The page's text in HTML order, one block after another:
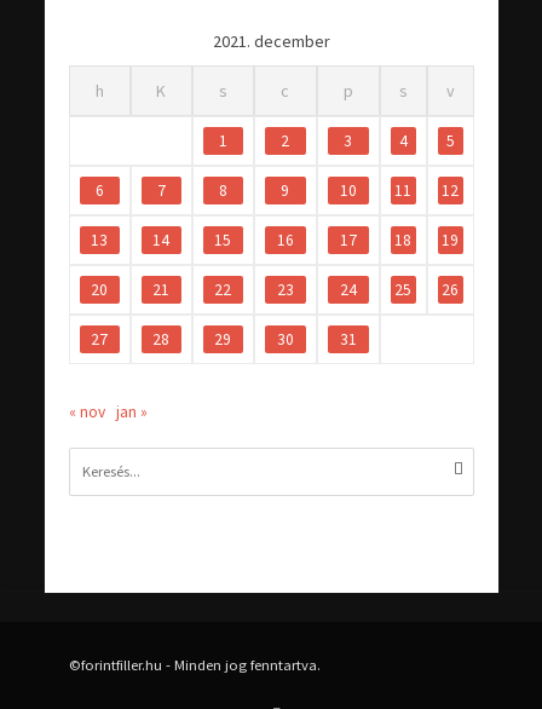
2021. december
h K s c p s v
1 2 3 4 5
6 7 8 9 10 11 12
13 14 15 16 17 18 19
20 21 22 23 24 25 26
27 28 29 30 31
« nov jan »
©forintfiller.hu - Minden jog fenntartva.